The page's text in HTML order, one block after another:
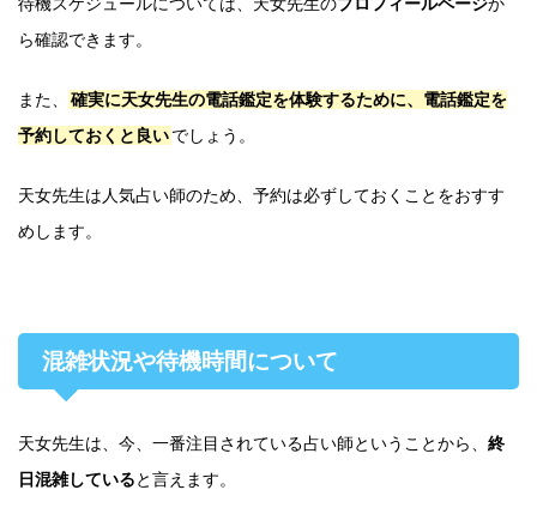
ら確認できます。
また、
確実に天女先生の電話鑑定を体験するために、電話鑑定を
予約しておくと良いでしょう。
天女先生は人気占い師のため、予約は必ずしておくことをおすす
めします。
混雑状況や待機時間について
天女先生は、今、一番注目されている占い師ということから、 終
日混雑していると言えます。